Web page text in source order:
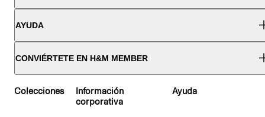
AYUDA
CONVIÉRTETE EN H&M MEMBER
Colecciones
Información
corporativa
Ayuda